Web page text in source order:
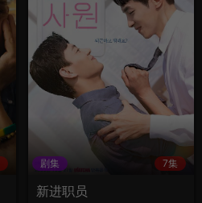
剧集 7集
新进职员